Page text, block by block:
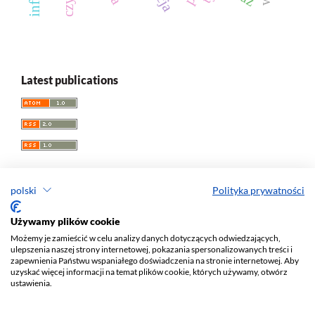
polski Polityka prywatności
Używamy plików cookie
Możemy je zamieścić w celu analizy danych dotyczących odwiedzających,
ulepszenia naszej strony internetowej, pokazania spersonalizowanych treści i
zapewnienia Państwu wspaniałego doświadczenia na stronie internetowej. Aby
uzyskać więcej informacji na temat plików cookie, których używamy, otwórz
ustawienia.
Latest publications
Acta Universitatis Lodziensis. Folia Librorum
ISSN: 0860-7435
e-ISSN: 2450-1336
Wydawca: Wydawnictwo Uniwersytetu Łódzkiego (www)